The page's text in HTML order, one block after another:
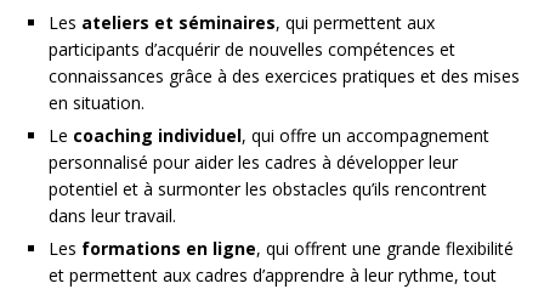
Les ateliers et séminaires, qui permettent aux
participants d’acquérir de nouvelles compétences et
connaissances grâce à des exercices pratiques et des mises
en situation.
Le coaching individuel, qui offre un accompagnement
personnalisé pour aider les cadres à développer leur
potentiel et à surmonter les obstacles qu’ils rencontrent
dans leur travail.
Les formations en ligne, qui offrent une grande flexibilité
et permettent aux cadres d’apprendre à leur rythme, tout